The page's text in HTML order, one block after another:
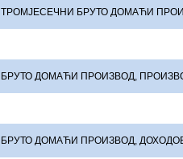
ТРОМЈЕСЕЧНИ БРУТО ДОМАЋИ
БРУТО ДОМАЋИ ПРОИЗВОД,
БРУТО ДОМАЋИ ПРОИЗВОД,